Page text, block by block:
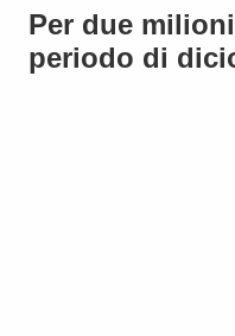
Per due
periodo di